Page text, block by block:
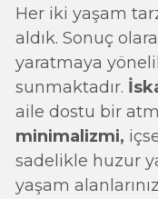
Her iki yaşam
aldık. Sonuç
yaratmaya
sunmaktadır.
aile dostu bir
minimalizmi,
sadelikle huzur
yaşam